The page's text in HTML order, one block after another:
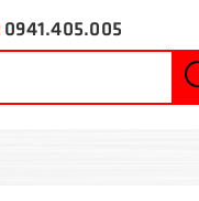
0941.405.005